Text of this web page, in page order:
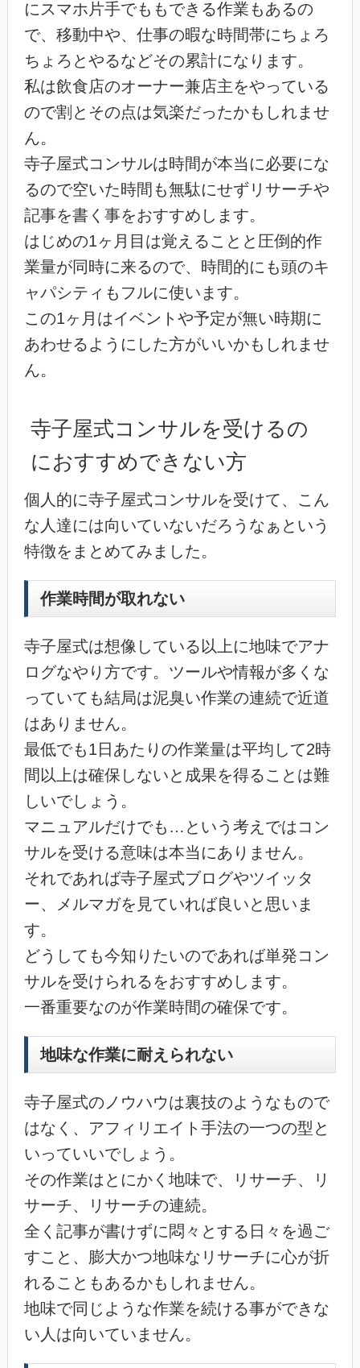
にスマホ片手でももできる作業もあるの
で、移動中や、仕事の暇な時間帯にちょろ
ちょろとやるなどその累計になります。
私は飲食店のオーナー兼店主をやっている
ので割とその点は気楽だったかもしれませ
ん。
寺子屋式コンサルは時間が本当に必要にな
るので空いた時間も無駄にせずリサーチや
記事を書く事をおすすめします。
はじめの1ヶ月目は覚えることと圧倒的作
業量が同時に来るので、時間的にも頭のキ
ャパシティもフルに使います。
この1ヶ月はイベントや予定が無い時期に
あわせるようにした方がいいかもしれませ
ん。
寺子屋式コンサルを受けるの
におすすめできない方
個人的に寺子屋式コンサルを受けて、こん
な人達には向いていないだろうなぁという
特徴をまとめてみました。
作業時間が取れない
寺子屋式は想像している以上に地味でアナ
ログなやり方です。ツールや情報が多くな
っていても結局は泥臭い作業の連続で近道
はありません。
最低でも1日あたりの作業量は平均して2時
間以上は確保しないと成果を得ることは難
しいでしょう。
マニュアルだけでも…という考えではコン
サルを受ける意味は本当にありません。
それであれば寺子屋式ブログやツイッタ
ー、メルマガを見ていれば良いと思いま
す。
どうしても今知りたいのであれば単発コン
サルを受けられるをおすすめします。
一番重要なのが作業時間の確保です。
地味な作業に耐えられない
寺子屋式のノウハウは裏技のようなもので
はなく、アフィリエイト手法の一つの型と
いっていいでしょう。
その作業はとにかく地味で、リサーチ、リ
サーチ、リサーチの連続。
全く記事が書けずに悶々とする日々を過ご
すこと、膨大かつ地味なリサーチに心が折
れることもあるかもしれません。
地味で同じような作業を続ける事ができな
い人は向いていません。